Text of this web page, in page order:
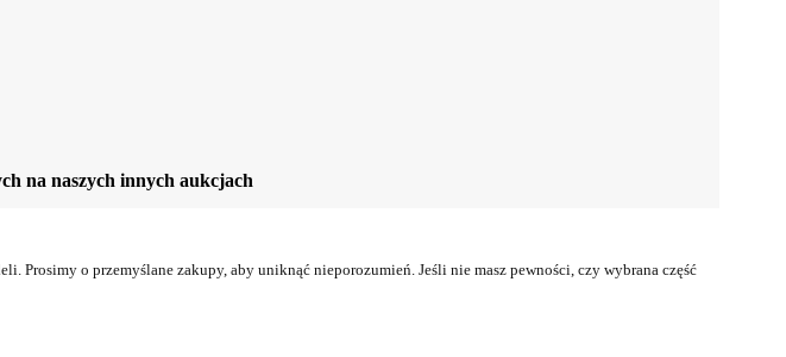
na naszych innych aukcjach
o przemyślane zakupy, aby uniknąć nieporozumień. Jeśli nie masz pewności, czy wybrana część